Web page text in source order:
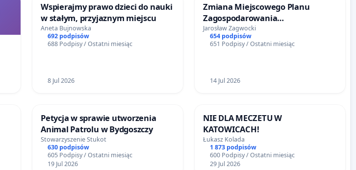
Wspierajmy prawo dzieci do nauki
w stałym, przyjaznym miejscu
Aneta Bujnowska
692 podpisów
688 Podpisy / Ostatni miesiąc
8 Jul 2026
Zmiana Miejscowego Planu
Zagospodarowania
Przestrzennego
Jarosław Zagwocki
654 podpisów
651 Podpisy / Ostatni miesiąc
14 Jul 2026
Petycja w sprawie utworzenia
Animal Patrolu w Bydgoszczy
Stowarzyszenie Stukot
630 podpisów
605 Podpisy / Ostatni miesiąc
19 Jul 2026
NIE DLA MECZETU W
KATOWICACH!
Łukasz Kolada
1 873 podpisów
600 Podpisy / Ostatni miesiąc
29 Jul 2026